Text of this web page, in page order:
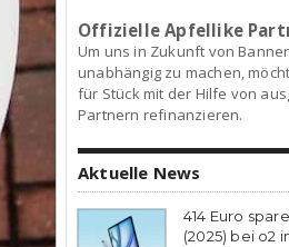
Offizielle Apfellike
Um uns in Zukunft von
unabhängig zu machen,
für Stück mit der Hilfe von
Partnern refinanzieren.
Aktuelle News
414 Euro
(2025) bei o2